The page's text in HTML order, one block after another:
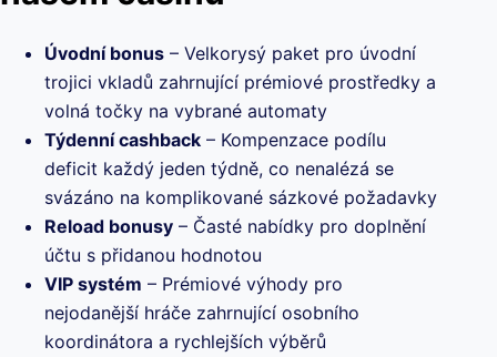
Úvodní bonus – Velkorysý paket pro úvodní
trojici vkladů zahrnující prémiové prostředky a
volná točky na vybrané automaty
Týdenní cashback – Kompenzace podílu
deficit každý jeden týdně, co nenalézá se
svázáno na komplikované sázkové požadavky
Reload bonusy – Časté nabídky pro doplnění
účtu s přidanou hodnotou
VIP systém – Prémiové výhody pro
nejodanější hráče zahrnující osobního
koordinátora a rychlejších výběrů